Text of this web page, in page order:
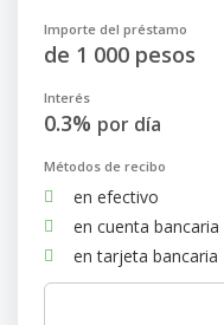
Importe del préstamo
de 1 000 pesos
Interés
0.3% por día
Métodos de recibo
en efectivo
en cuenta bancaria
en tarjeta bancaria